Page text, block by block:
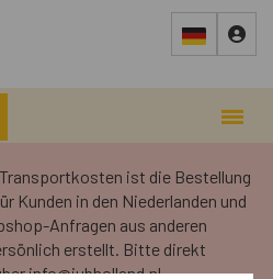
ist die Bestellung
Kunden in den Niederlanden und
Anfragen aus anderen
erstellt. Bitte direkt
info@jubholland.nl